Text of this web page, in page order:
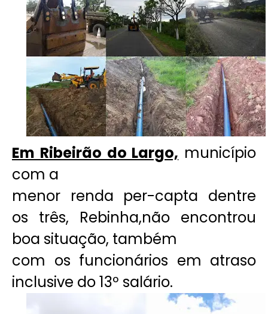
Em Ribeirão do Largo, município
com a
menor renda per-capta dentre
os três, Rebinha,não encontrou
boa situação, também
com os funcionários em atraso
inclusive do 13º salário.